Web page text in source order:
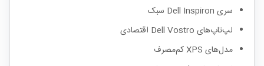
سری Dell Inspiron سبک
لپ‌تاپ‌های Dell Vostro اقتصادی
مدل‌های XPS کم‌مصرف